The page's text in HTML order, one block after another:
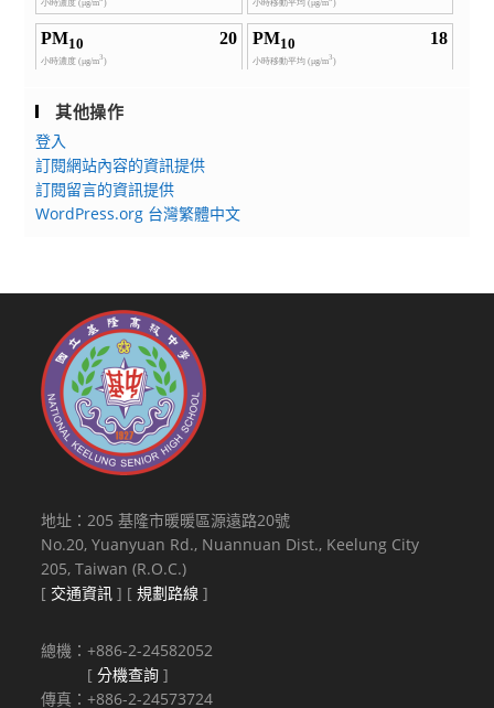
其他操作
登入
訂閱網站內容的資訊提供
訂閱留言的資訊提供
WordPress.org 台灣繁體中文
地址：205 基隆市暖暖區源遠路20號
No.20, Yuanyuan Rd., Nuannuan Dist., Keelung City
205, Taiwan (R.O.C.)
[ 交通資訊 ] [規劃路線 ]
總機：+886-2-24582052
[分機查詢 ]
傳真：+886-2-24573724